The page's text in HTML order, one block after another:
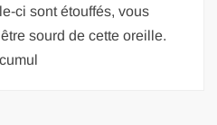
ci sont étouffés, vous
sourd de cette oreille.